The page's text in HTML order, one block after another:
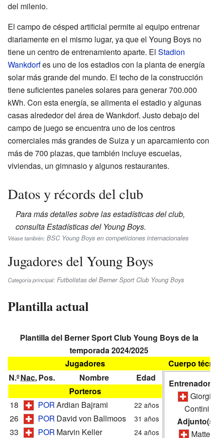
del milenio.
El campo de césped artificial permite al equipo entrenar
diariamente en el mismo lugar, ya que el Young Boys no
tiene un centro de entrenamiento aparte. El Stadion
Wankdorfes uno de los estadios con la planta de energía
solar más grande del mundo. El techo de la construcción
tiene suficientes paneles solares para generar 700.000
kWh. Con esta energía, se alimenta el estadio y algunas
casas alrededor del área de Wankdorf. Justo debajo del
campo de juego se encuentra uno de los centros
comerciales más grandes de Suiza y un aparcamiento con
más de 700 plazas, que también incluye escuelas,
viviendas, un gimnasio y algunos restaurantes.
Datos y récords del club
Para más detalles sobre las estadísticas del club,
consulta Estadísticas del Young Boys.
Véase también: BSC Young Boys en competiciones internacionales
Jugadores del Young Boys
Categoría principal: Futbolistas del Berner Sport Club Young Boys
Plantilla actual
Plantilla del Berner Sport Club Young Boys de la
temporada 2024/2025
Jugadores
Cuerpo
N.ºNac.Pos. Nombre
Edad
Porteros
18
PORArdian Bajrami 22 años
26 POR David von Ballmoos 31 años
33 POR Marvin Keller 24 años
Giorgio
Contini
Adjunto(s)
Matteo